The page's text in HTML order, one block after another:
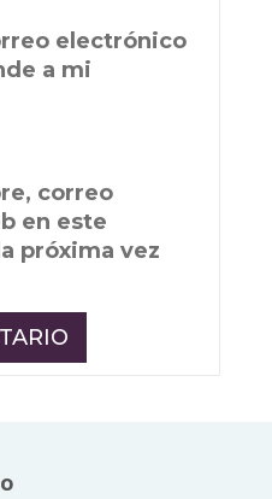
electrónico
a mi
correo
en este
próxima vez